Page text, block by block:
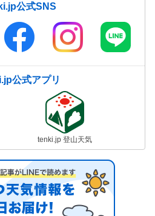
公式SNS
公式アプリ
tenki.jp 登山天気